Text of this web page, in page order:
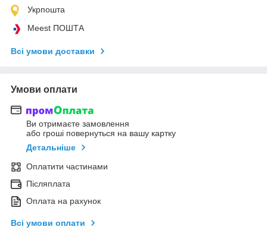
Укрпошта
Meest ПОШТА
Всі умови доставки
Умови оплати
Ви отримаєте замовлення
або гроші повернуться на вашу картку
Детальніше
Оплатити частинами
Післяплата
Оплата на рахунок
Всі умови оплати